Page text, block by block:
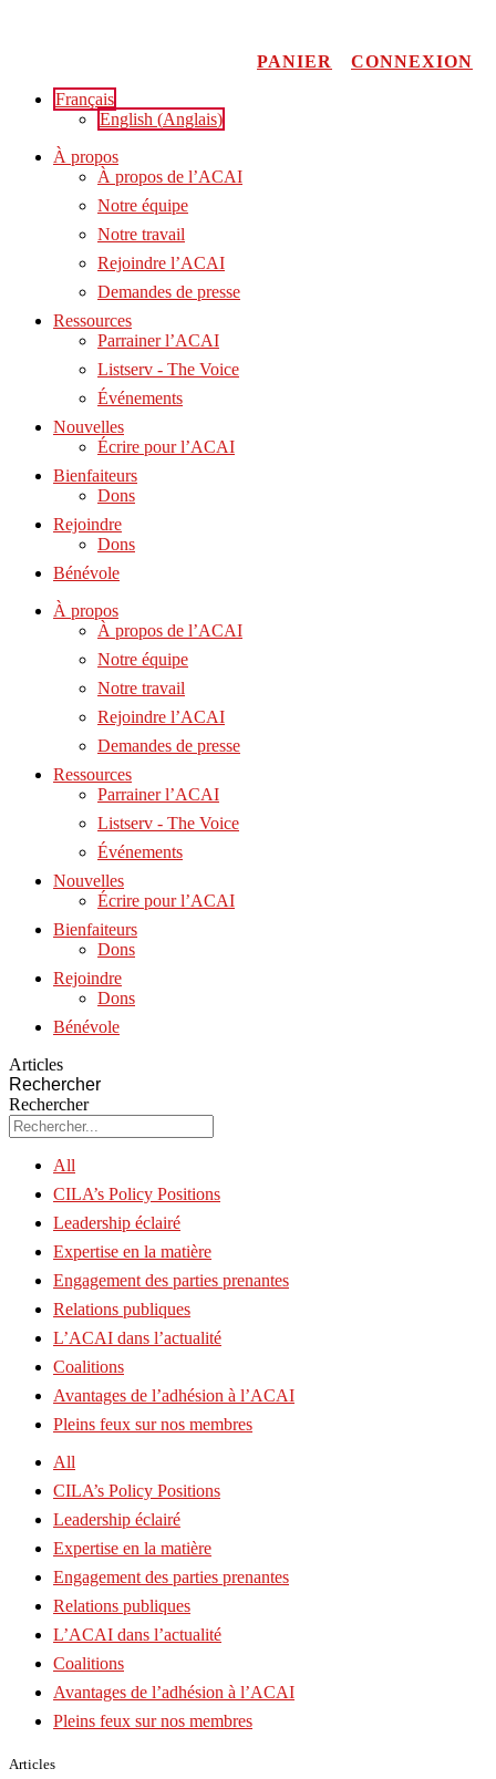
PANIER
CONNEXION
Français
English (Anglais)
À propos
À propos de l’ACAI
Notre équipe
Notre travail
Rejoindre l’ACAI
Demandes de presse
Ressources
Parrainer l’ACAI
Listserv - The Voice
Événements
Nouvelles
Écrire pour l’ACAI
Bienfaiteurs
Dons
Rejoindre
Dons
Bénévole
À propos
À propos de l’ACAI
Notre équipe
Notre travail
Rejoindre l’ACAI
Demandes de presse
Ressources
Parrainer l’ACAI
Listserv - The Voice
Événements
Nouvelles
Écrire pour l’ACAI
Bienfaiteurs
Dons
Rejoindre
Dons
Bénévole
Articles
Rechercher
Rechercher
All
CILA’s Policy Positions
Leadership éclairé
Expertise en la matière
Engagement des parties prenantes
Relations publiques
L’ACAI dans l’actualité
Coalitions
Avantages de l’adhésion à l’ACAI
Pleins feux sur nos membres
All
CILA’s Policy Positions
Leadership éclairé
Expertise en la matière
Engagement des parties prenantes
Relations publiques
L’ACAI dans l’actualité
Coalitions
Avantages de l’adhésion à l’ACAI
Pleins feux sur nos membres
Articles